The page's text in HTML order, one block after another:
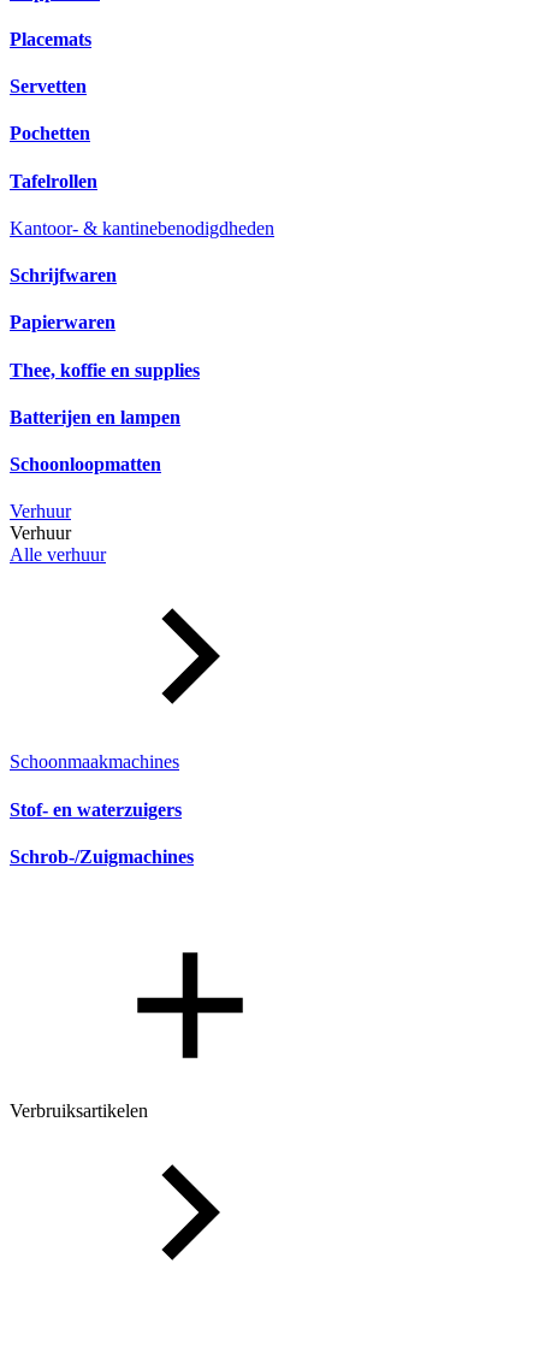
Placemats
Servetten
Pochetten
Tafelrollen
Kantoor- & kantinebenodigdheden
Schrijfwaren
Papierwaren
Thee, koffie en supplies
Batterijen en lampen
Schoonloopmatten
Verhuur
Verhuur
Alle verhuur
Schoonmaakmachines
Stof- en waterzuigers
Schrob-/Zuigmachines
Verbruiksartikelen